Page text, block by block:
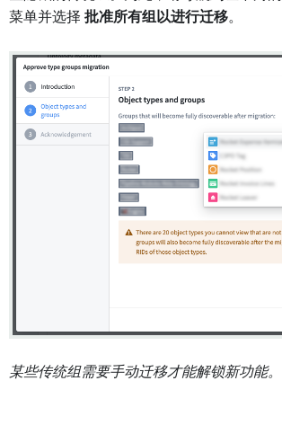
菜单并选择 批准所有组以进行迁移。
某些传统组需要手动迁移才能解锁新功能。